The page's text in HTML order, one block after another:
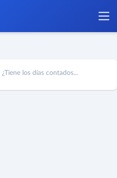
los días contados...